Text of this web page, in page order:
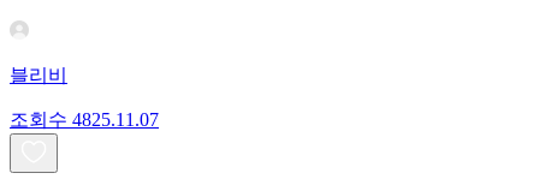
블리비
조회수 4825.11.07